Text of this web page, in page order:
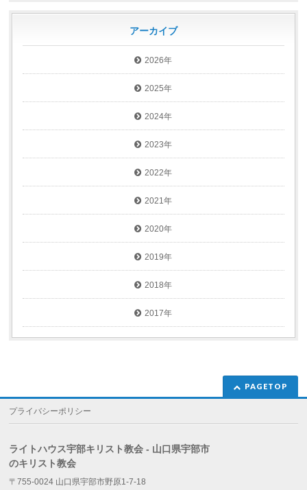
アーカイブ
2026年
2025年
2024年
2023年
2022年
2021年
2020年
2019年
2018年
2017年
PAGETOP
プライバシーポリシー
ライトハウス宇部キリスト教会 - 山口県宇部市
のキリスト教会
〒755-0024 山口県宇部市野原1-7-18